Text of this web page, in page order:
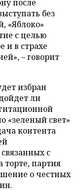
после
без
«Яблоко»
с целью
и в страхе
– говорит
избран
ли
«зеленый свет»
контента
с
партия
о честных